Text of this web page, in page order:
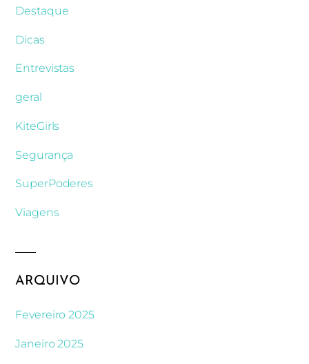
Destaque
Dicas
Entrevistas
geral
KiteGirls
Segurança
SuperPoderes
Viagens
ARQUIVO
Fevereiro 2025
Janeiro 2025